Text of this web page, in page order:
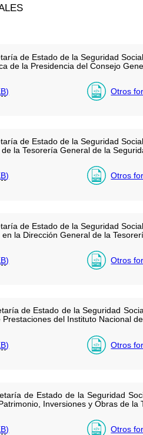
de Estado de la Seguridad
de la Presidencia del Consejo
) Otros
de Estado de la Seguridad
la Tesorería General de la
) Otros
de Estado de la Seguridad
la Dirección General de la
) Otros
de Estado de la Seguridad
del Instituto Nacional
) Otros
de Estado de la Seguridad
Inversiones y Obras de la
) Otros